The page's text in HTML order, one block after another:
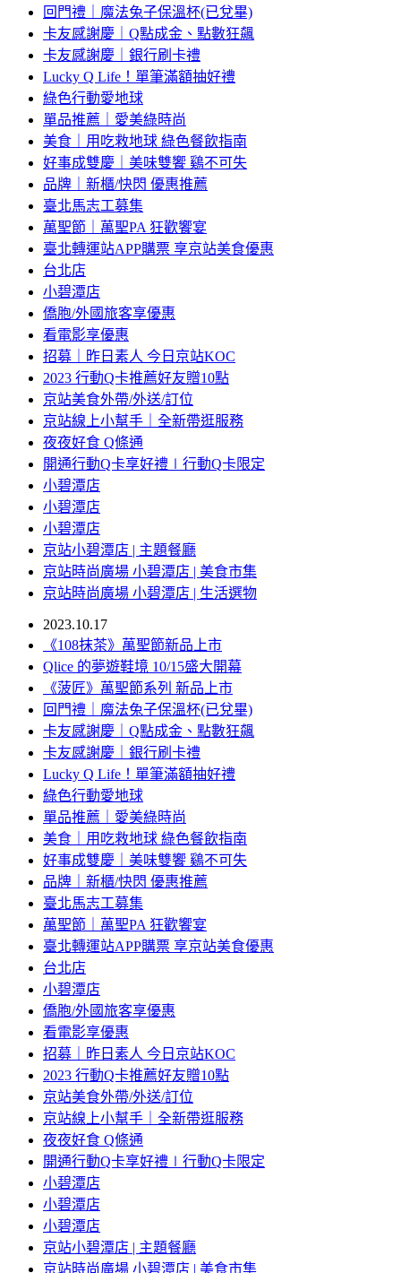
回門禮｜魔法兔子保溫杯(已兌畢)
卡友感謝慶｜Q點成金、點數狂飆
卡友感謝慶｜銀行刷卡禮
Lucky Q Life！單筆滿額抽好禮
綠色行動愛地球
單品推薦｜愛美綠時尚
美食｜用吃救地球 綠色餐飲指南
好事成雙慶｜美味雙饗 鷄不可失
品牌｜新櫃/快閃 優惠推薦
臺北馬志工募集
萬聖節｜萬聖PA 狂歡饗宴
臺北轉運站APP購票 享京站美食優惠
台北店
小碧潭店
僑胞/外國旅客享優惠
看電影享優惠
招募｜昨日素人 今日京站KOC
2023 行動Q卡推薦好友贈10點
京站美食外帶/外送/訂位
京站線上小幫手｜全新帶逛服務
夜夜好食 Q條通
開通行動Q卡享好禮∣行動Q卡限定
小碧潭店
小碧潭店
小碧潭店
京站小碧潭店 | 主題餐廳
京站時尚廣場 小碧潭店 | 美食市集
京站時尚廣場 小碧潭店 | 生活選物
2023.10.17
《108抹茶》萬聖節新品上市
Qlice 的夢遊鞋境 10/15盛大開幕
《菠匠》萬聖節系列 新品上市
回門禮｜魔法兔子保溫杯(已兌畢)
卡友感謝慶｜Q點成金、點數狂飆
卡友感謝慶｜銀行刷卡禮
Lucky Q Life！單筆滿額抽好禮
綠色行動愛地球
單品推薦｜愛美綠時尚
美食｜用吃救地球 綠色餐飲指南
好事成雙慶｜美味雙饗 鷄不可失
品牌｜新櫃/快閃 優惠推薦
臺北馬志工募集
萬聖節｜萬聖PA 狂歡饗宴
臺北轉運站APP購票 享京站美食優惠
台北店
小碧潭店
僑胞/外國旅客享優惠
看電影享優惠
招募｜昨日素人 今日京站KOC
2023 行動Q卡推薦好友贈10點
京站美食外帶/外送/訂位
京站線上小幫手｜全新帶逛服務
夜夜好食 Q條通
開通行動Q卡享好禮∣行動Q卡限定
小碧潭店
小碧潭店
小碧潭店
京站小碧潭店 | 主題餐廳
京站時尚廣場 小碧潭店 | 美食市集